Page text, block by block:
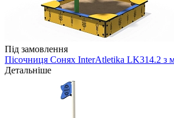
Під замовлення
Пісочниця Сонях InterAtletika LK314.2 з
Детальніше